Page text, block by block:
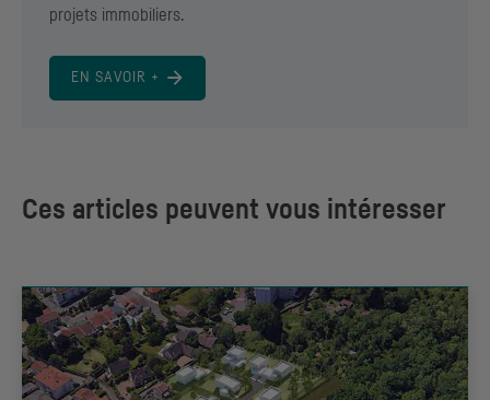
projets immobiliers.
EN SAVOIR +
Ces articles peuvent vous intéresser